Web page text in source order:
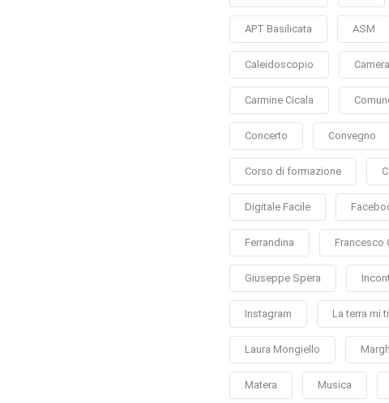
APT Basilicata ASM
Caleidoscopio
Carmine Cicala
Concerto Convegno
Corso di formazione
Digitale Facile
Ferrandina Francesco
Giuseppe Spera
Instagram La terra mi
Laura Mongiello
Matera Musica